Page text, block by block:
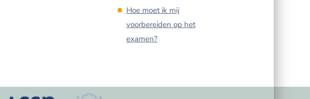
Hoe moet ik mij
voorbereiden op het
examen?